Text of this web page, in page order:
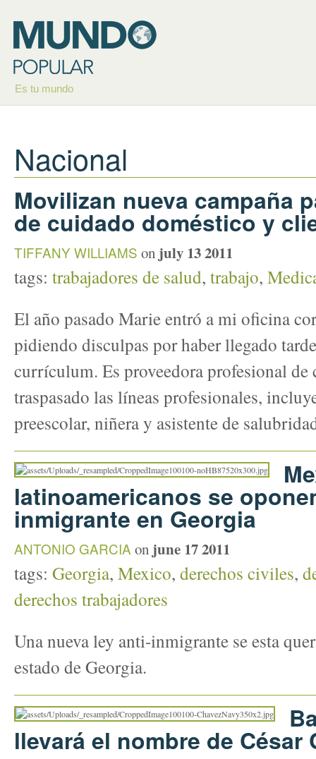
Es tu mundo
Nacional
Movilizan nueva campaña
de cuidado doméstico y
TIFFANY WILLIAMS on july 13 2011
tags: trabajadores de salud, trabajo,
El año pasado Marie entró a mi oficina
pidiendo disculpas por haber llegado
currículum. Es proveedora profesional de
traspasado las líneas profesionales,
preescolar, niñera y asistente de
latinoamericanos se
inmigrante en Georgia
ANTONIO GARCIA on june 17 2011
tags: Georgia, Mexico, derechos civiles,
derechos trabajadores
Una nueva ley anti-inmigrante se esta
estado de Georgia.
llevará el nombre de César